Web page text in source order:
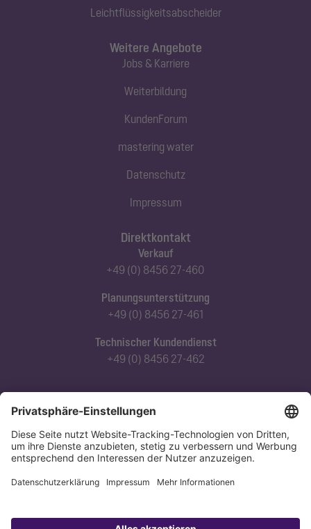
Leichtflüssigkeitsabscheider
Direktkontakt
Verkauf
+49 (0) 8456 27-460
Planungsunterstützung
+49 (0) 8456 27-461
Technischer Kundendienst
+49 (0) 8456 27-462
Abonnieren Sie unseren Newsletter
Jetzt anmelden
Weitere Angebote
Jobs & Karriere
Weiterbildung
KundenForum
mastering water
Datenschutz
Impressum